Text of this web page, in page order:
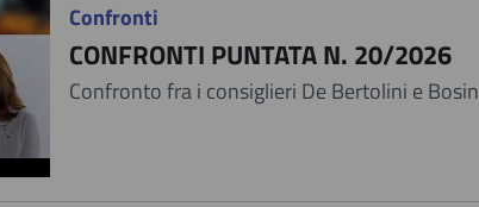
Confronti
CONFRONTI PUNTATA N. 20/2026
Confronto fra i consiglieri De Bertolini e Bosin